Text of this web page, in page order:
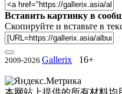
Вставить картинку в
Скопируйте и вставьте в
2009-2026 Gallerix 16+
本网站上提供的所有材料均